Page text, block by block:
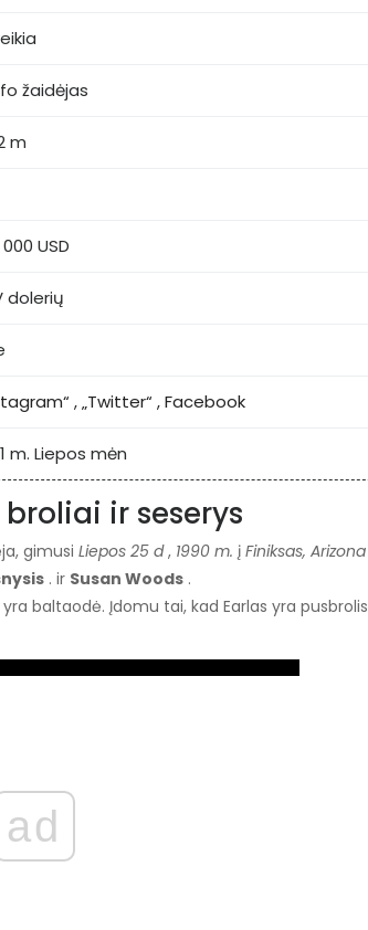
žaidėjas
m
USD
dolerių
,„Twitter“ ,Facebook
m. Liepos mėn
ir seserys
gimusi Liepos 25 d, 1990 m. į Finiksas, Arizona
. ir Susan Woods .
baltaodė. Įdomu tai, kad Earlas yra pusbrolis
ad